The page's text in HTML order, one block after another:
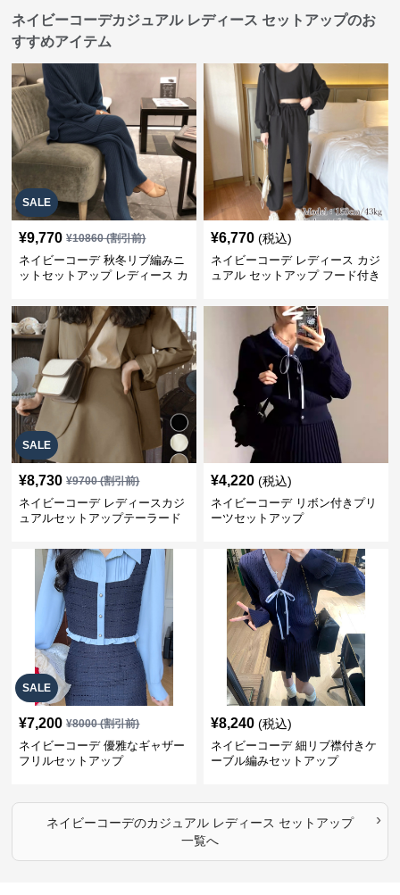
ネイビーコーデカジュアル レディース セットアップのお
すすめアイテム
SALE
¥9,770 ¥10860(割引前)
ネイビーコーデ 秋冬リブ編みニ
ットセットアップ レディース カ
¥6,770 (税込)
ネイビーコーデ レディース カジ
ュアル セットアップ フード付き
SALE
¥8,730 ¥9700(割引前)
ネイビーコーデ レディースカジ
ュアルセットアップテーラード
¥4,220 (税込)
ネイビーコーデ リボン付きプリ
ーツセットアップ
SALE
¥7,200 ¥8000(割引前)
ネイビーコーデ 優雅なギャザー
フリルセットアップ
¥8,240 (税込)
ネイビーコーデ 細リブ襟付きケ
ーブル編みセットアップ
ネイビーコーデのカジュアル レディース セットアップ
一覧へ
›